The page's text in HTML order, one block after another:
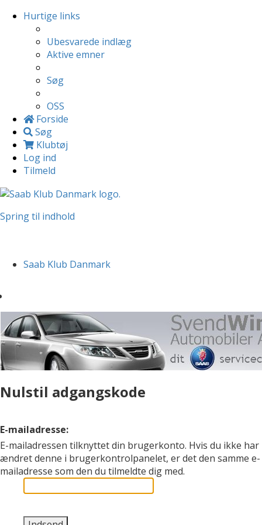
Hurtige links
Ubesvarede indlæg
Aktive emner
Søg
OSS
Forside
Søg
Klubtøj
Log ind
Tilmeld
Spring til indhold
Saab Klub Danmark
Nulstil adgangskode
E-mailadresse:
E-mailadressen tilknyttet din brugerkonto. Hvis du ikke har
ændret denne i brugerkontrolpanelet, er det den samme e-
mailadresse som den du tilmeldte dig med.